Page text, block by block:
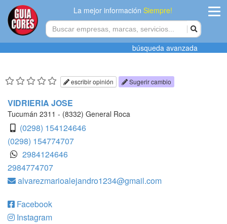
La mejor informaciónSiempre!
Agregar
búsqueda avanzada
escribir opinión Sugerir cambio
VIDRIERIA JOSE
Tucumán 2311 - (8332) General Roca
(0298) 154124646
(0298) 154774707
2984124646
2984774707
alvarezmarioalejandro1234@gmail.com
Facebook
Instagram